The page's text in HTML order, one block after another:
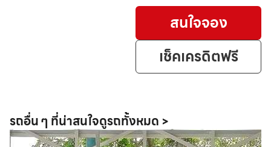
สนใจจอง
เช็คเครดิตฟรี
รถอื่น ๆ ที่น่าสนใจดูรถทั้งหมด >